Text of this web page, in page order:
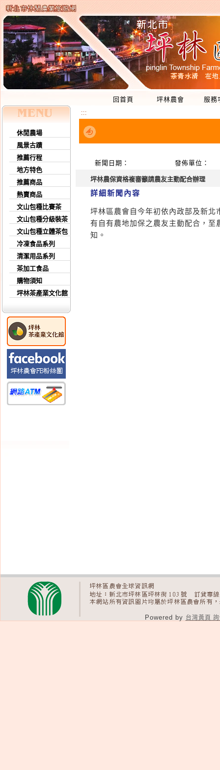
回首頁 坪林農會 服務
休閒農場
風景古蹟
推薦行程
地方特色
推薦商品
熱賣商品
文山包種比賽茶
文山包種分級裝茶
文山包種立體茶包
冷凍食品系列
清潔用品系列
茶加工食品
購物須知
坪林茶產業文化館
:::
新聞日期： 發佈單位：
坪林農保資格複審籲請農友主動配合辦理
詳細新聞內容
坪林區農會自今年初依內政部及新
有自有農地加保之農友主動配合，
知。
Powered by 台灣黃頁